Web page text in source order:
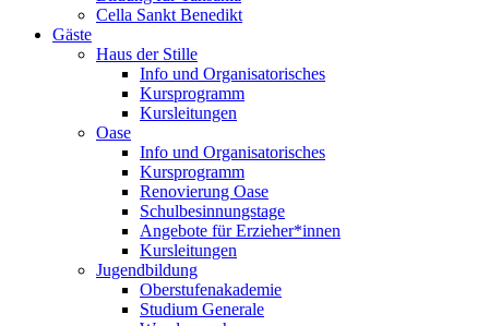
Cella Sankt Benedikt
Gäste
Haus der Stille
Info und Organisatorisches
Kursprogramm
Kursleitungen
Oase
Info und Organisatorisches
Kursprogramm
Renovierung Oase
Schulbesinnungstage
Angebote für Erzieher*innen
Kursleitungen
Jugendbildung
Oberstufenakademie
Studium Generale